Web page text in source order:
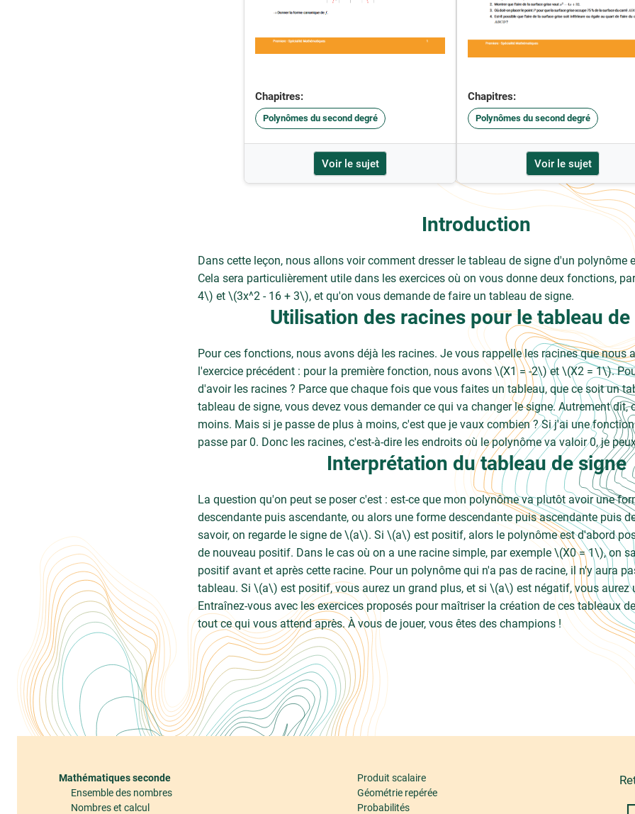
Chapitres:
Polynômes du second degré
Voir le sujet
Chapitres:
Polynômes du second degré
Voir le sujet
Introduction
Dans cette leçon, nous allons voir comment dresser le tableau de signe d'un polynôme
Cela sera particulièrement utile dans les exercices où on vous donne deux fonctions,
4\) et \(3x^2 - 16 + 3\), et qu'on vous demande de faire un tableau de signe.
Utilisation des racines pour le tableau de
Pour ces fonctions, nous avons déjà les racines. Je vous rappelle les racines que nous
l'exercice précédent : pour la première fonction, nous avons \(X1 = -2\) et \(X2 = 1\).
d'avoir les racines ? Parce que chaque fois que vous faites un tableau, que ce soit un
tableau de signe, vous devez vous demander ce qui va changer le signe. Autrement dit,
moins. Mais si je passe de plus à moins, c'est que je vaux combien ? Si j'ai une
passe par 0. Donc les racines, c'est-à-dire les endroits où le polynôme va valoir 0, je
Interprétation du tableau de signe
La question qu'on peut se poser c'est : est-ce que mon polynôme va plutôt avoir une
descendante puis ascendante, ou alors une forme descendante puis ascendante puis
savoir, on regarde le signe de \(a\). Si \(a\) est positif, alors le polynôme est d'abord
de nouveau positif. Dans le cas où on a une racine simple, par exemple \(X0 = 1\), on
positif avant et après cette racine. Pour un polynôme qui n'a pas de racine, il n'y aura
tableau. Si \(a\) est positif, vous aurez un grand plus, et si \(a\) est négatif, vous aurez
Entraînez-vous avec les exercices proposés pour maîtriser la création de ces tableaux
tout ce qui vous attend après. À vous de jouer, vous êtes des champions !
Mathématiques seconde
Ensemble des nombres
Nombres et calcul
Produit scalaire
Géométrie repérée
Probabilités